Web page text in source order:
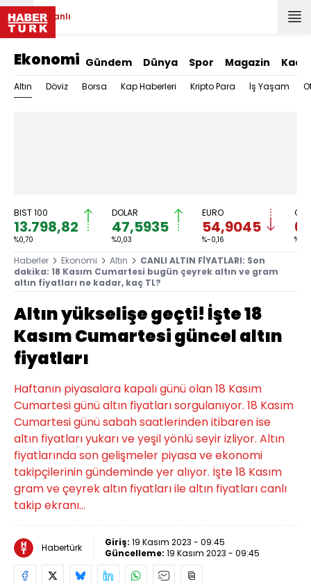
Canlı
Ekonomi Gündem Dünya Spor Magazin
Altın Döviz Borsa Kap Haberleri Kripto Para İş Yaşam
BIST 100
13.798,82
%0,70
DOLAR
47,5935
%0,03
EURO
54,9045
%-0,16 %-
Haberler Ekonomi Altın
CANLI ALTIN FİYATLARI: Son
dakika: 18 Kasım Cumartesi bugün çeyrek altın ve gram
altın fiyatları ne kadar, kaç TL?
Altın yükselişe geçti! İşte 18
Kasım Cumartesi güncel altın
fiyatları
Haftanın piyasalara kapalı günü olan 18 Kasım
Cumartesi günü altın fiyatları sorgulanıyor. 18 Kasım
Cumartesi günü sabah saatlerinden itibaren ise
altın fiyatları yukarı ve yeşil yönlü seyir izliyor. Altın
fiyatlarında son gelişmeler piyasa ve ekonomi
takipçilerinin gündeminde yer alıyor. İşte 18 Kasım
gram ve çeyrek altın fiyatları ile altın fiyatları canlı
takip ekranı...
Habertürk Giriş: 19 Kasım 2023 - 09:45
Güncelleme: 19 Kasım 2023 - 09:45